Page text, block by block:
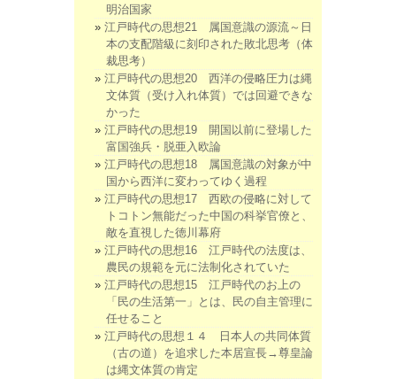
明治国家
江戸時代の思想21 属国意識の源流～日
本の支配階級に刻印された敗北思考（体
裁思考）
江戸時代の思想20 西洋の侵略圧力は縄
文体質（受け入れ体質）では回避できな
かった
江戸時代の思想19 開国以前に登場した
富国強兵・脱亜入欧論
江戸時代の思想18 属国意識の対象が中
国から西洋に変わってゆく過程
江戸時代の思想17 西欧の侵略に対して
トコトン無能だった中国の科挙官僚と、
敵を直視した徳川幕府
江戸時代の思想16 江戸時代の法度は、
農民の規範を元に法制化されていた
江戸時代の思想15 江戸時代のお上の
「民の生活第一」とは、民の自主管理に
任せること
江戸時代の思想１４ 日本人の共同体質
（古の道）を追求した本居宣長→尊皇論
は縄文体質の肯定